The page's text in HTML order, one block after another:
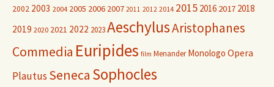
2002 2003 2004 2005 2006 2007 2011 2012 2014 2015 2016 2017 2018
2019 2020 2021 2022 2023AeschylusAristophanes
Commedia Euripides film Menander Monologo Opera
PlautusSeneca Sophocles